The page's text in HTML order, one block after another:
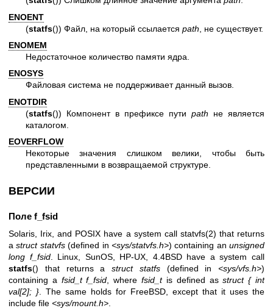
ENOENT
(statfs()) Файл, на который ссылается path , не существует.
ENOMEM
Недостаточное количество памяти ядра.
ENOSYS
Файловая система не поддерживает данный вызов.
ENOTDIR
(statfs()) Компонент в префиксе пути path не является
каталогом.
EOVERFLOW
Некоторые значения слишком велики, чтобы быть
представленными в возвращаемой структуре.
ВЕРСИИ
Поле f_fsid
Solaris, Irix, and POSIX have a system call statvfs(2) that returns
astruct statvfs(defined in <sys/statvfs.h>) containing an unsigned
long f_fsid. Linux, SunOS, HP-UX, 4.4BSD have a system call
statfs() that returns a struct statfs(defined in <sys/vfs.h>)
containing a fsid_t f_fsid , wherefsid_tis defined asstruct { int
val[2]; } . The same holds for FreeBSD, except that it uses the
include file <sys/mount.h>